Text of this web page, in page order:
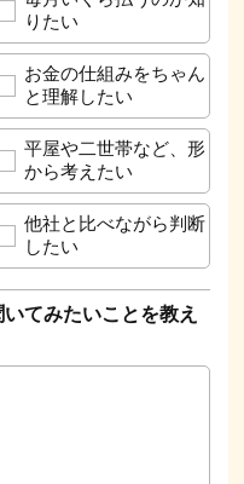
りたい
お金の仕組みをちゃん
と理解したい
平屋や二世帯など、形
から考えたい
他社と比べながら判断
したい
てみたいことを教え